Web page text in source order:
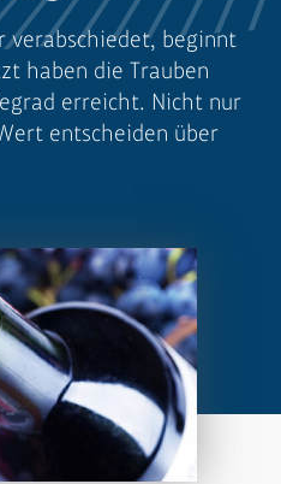
verabschiedet, beginnt
haben die Trauben
erreicht. Nicht nur
entscheiden über